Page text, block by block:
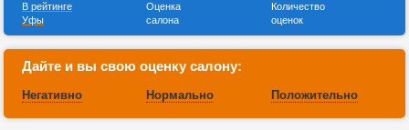
В рейтинге
Уфы
Оценка
салона
Количество
оценок
Дайте и вы свою оценку салону:
Негативно Нормально Положительно